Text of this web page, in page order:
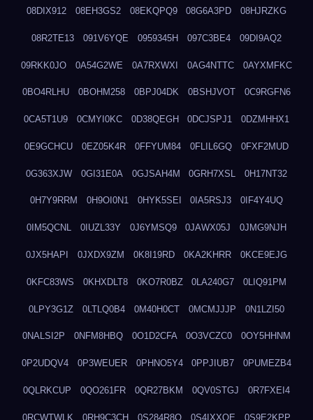
08DIX912 08EH3GS2 08EKQPQ9 08G6A3PD 08HJRZKG
08R2TE13 091V6YQE 0959345H 097C3BE4 09DI9AQ2
09RKK0JO 0A54G2WE 0A7RXWXI 0AG4NTTC 0AYXMFKC
0BO4RLHU 0BOHM258 0BPJ04DK 0BSHJVOT 0C9RGFN6
0CA5T1U9 0CMYI0KC 0D38QEGH 0DCJSPJ1 0DZMHHX1
0E9GCHCU 0EZ05K4R 0FFYUM84 0FLIL6GQ 0FXF2MUD
0G363XJW 0GI31E0A 0GJSAH4M 0GRH7XSL 0H17NT32
0H7Y9RRM 0H9OI0N1 0HYK5SEI 0IA5RSJ3 0IF4Y4UQ
0IM5QCNL 0IUZL33Y 0J6YMSQ9 0JAWX05J 0JMG9NJH
0JX5HAPI 0JXDX9ZM 0K8I19RD 0KA2KHRR 0KCE9EJG
0KFC83WS 0KHXDLT8 0KO7R0BZ 0LA240G7 0LIQ91PM
0LPY3G1Z 0LTLQ0B4 0M40H0CT 0MCMJJJP 0N1LZI50
0NALSI2P 0NFM8HBQ 0O1D2CFA 0O3VCZC0 0OY5HHNM
0P2UDQV4 0P3WEUER 0PHNO5Y4 0PPJIUB7 0PUMEZB4
0QLRKCUP 0QO261FR 0QR27BKM 0QV0STGJ 0R7FXEI4
0RCWTWLK 0RH9C3CH 0S284R8O 0S4IXXQE 0S9E2KPP